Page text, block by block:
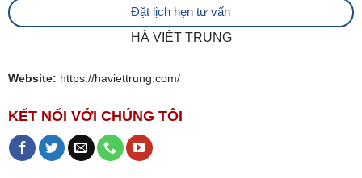
Đặt lịch hẹn tư vấn
HÀ VIỆT TRUNG
Website: https://haviettrung.com/
KẾT NỐI VỚI CHÚNG TÔI